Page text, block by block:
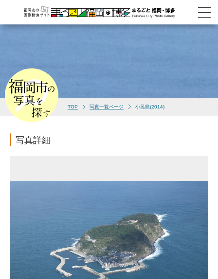
TOP 写真一覧ページ 小呂島(2014)
写真詳細